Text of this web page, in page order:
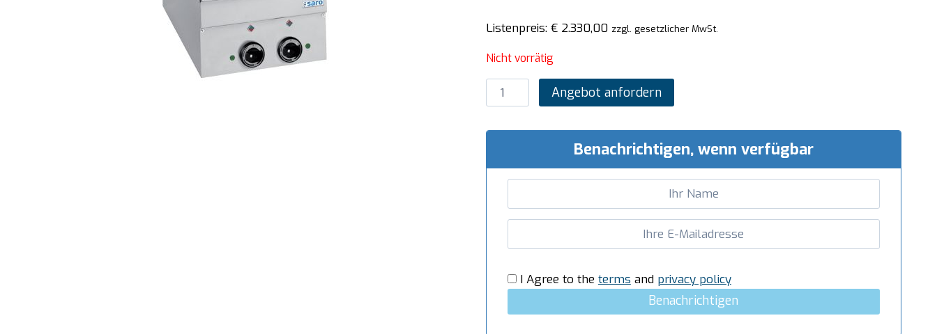
Listenpreis: €2.330,00 zzgl. gesetzlicher MwSt.
Nicht vorrätig
SARO
Cerankochfeld,
EVC26
Angebot anfordern
Benachrichtigen, wenn verfügbar
I Agree to the terms and privacy policy
Benachrichtigen